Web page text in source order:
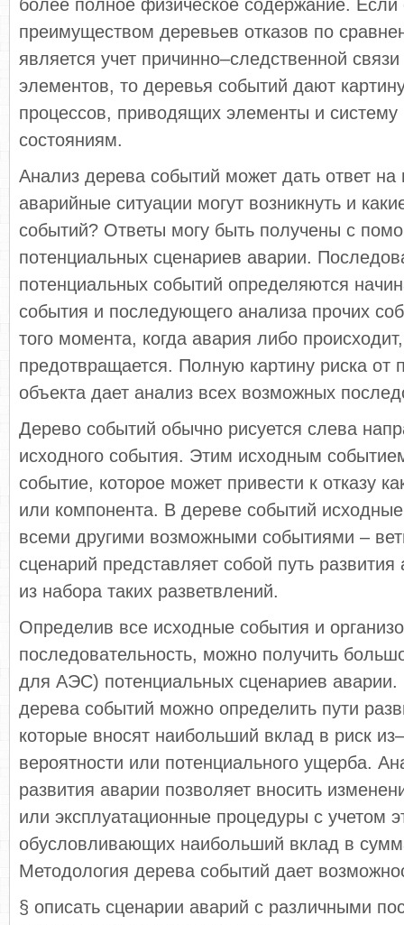
более полное физическое содержание.
преимуществом деревьев отказов по
является учет причинно–следственной
элементов, то деревья событий дают
процессов, приводящих элементы и систему
состояниям.
Анализ дерева событий может дать ответ на
аварийные ситуации могут возникнуть и
событий? Ответы могу быть получены с
потенциальных сценариев аварии.
потенциальных событий определяются
события и последующего анализа прочих
того момента, когда авария либо
предотвращается. Полную картину риска от
объекта дает анализ всех возможных
Дерево событий обычно рисуется слева
исходного события. Этим исходным
событие, которое может привести к отказу
или компонента. В дереве событий
всеми другими возможными событиями –
сценарий представляет собой путь
из набора таких разветвлений.
Определив все исходные события и
последовательность, можно получить
для АЭС) потенциальных сценариев
дерева событий можно определить пути
которые вносят наибольший вклад в риск
вероятности или потенциального ущерба.
развития аварии позволяет вносить
или эксплуатационные процедуры с учетом
обусловливающих наибольший вклад в
Методология дерева событий дает
§ описать сценарии аварий с различными